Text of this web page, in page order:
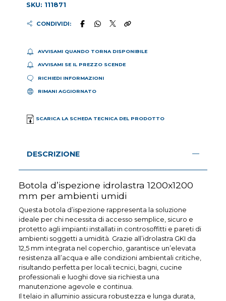
SKU: 111871
CONDIVIDI:
AVVISAMI QUANDO TORNA DISPONIBILE
AVVISAMI SE IL PREZZO SCENDE
RICHIEDI INFORMAZIONI
RIMANI AGGIORNATO
SCARICA LA SCHEDA TECNICA DEL PRODOTTO
DESCRIZIONE
Botola d’ispezione idrolastra 1200x1200
mm per ambienti umidi
Questa botola d’ispezione rappresenta la soluzione
ideale per chi necessita di accesso semplice, sicuro e
protetto agli impianti installati in controsoffitti e pareti di
ambienti soggetti a umidità. Grazie all’idrolastra GKI da
12,5 mm integrata nel coperchio, garantisce un’elevata
resistenza all’acqua e alle condizioni ambientali critiche,
risultando perfetta per locali tecnici, bagni, cucine
professionali e luoghi dove sia richiesta una
manutenzione agevole e continua.
Il telaio in alluminio assicura robustezza e lunga durata,